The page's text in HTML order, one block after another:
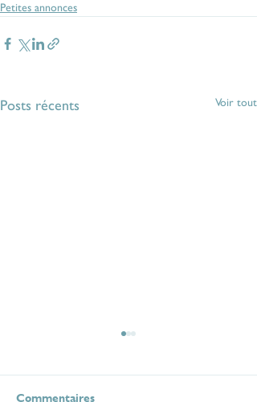
Petites annonces
Posts récents Voir tout
Commentaires